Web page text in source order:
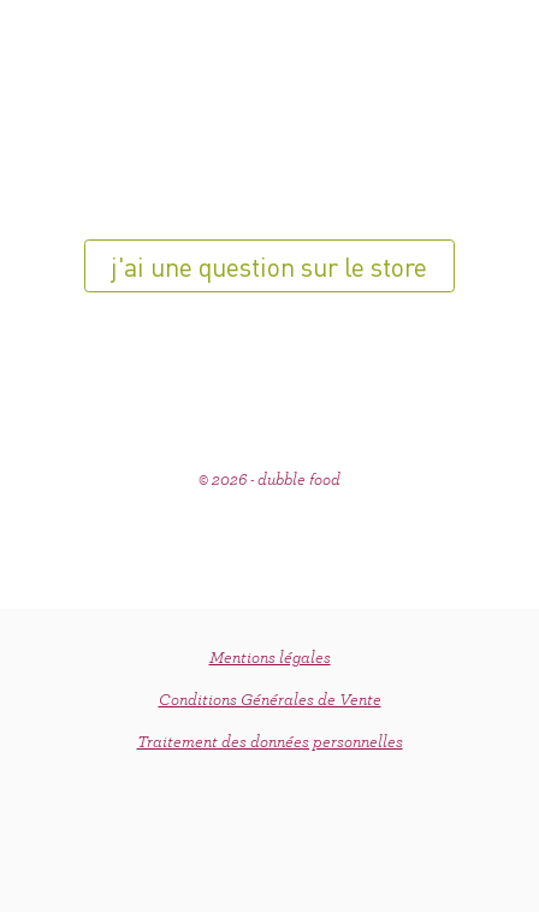
j'ai une question sur le store
Mentions légales
Conditions Générales de Vente
© 2026 - dubble food
Traitement des données personnelles